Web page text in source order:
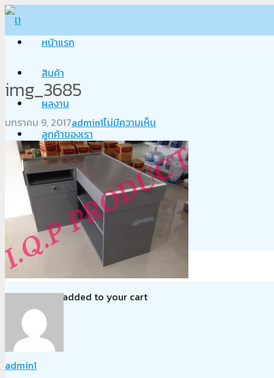
หน้าแรก
สินค้า
ผลงาน
ลูกค้าของเรา
เกี่ยวกับเรา
Blog
ติดต่อเรา
Productwas added to your cart
ตะกร้าสินค้า
img_3685
มกราคม 9, 2017admin1ไม่มีความเห็น
admin1